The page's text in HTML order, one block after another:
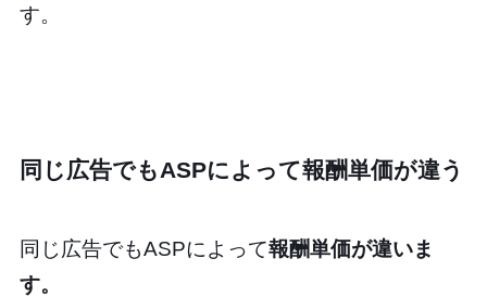
す。
同じ広告でもASPによって報酬単価が違う
同じ広告でもASPによって報酬単価が違いま
す。